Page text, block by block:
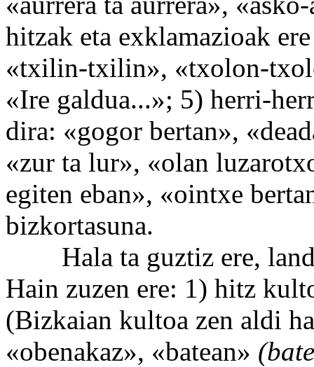
hitzak eta exklamazioak
«txilin-txilin», «txolon-
«Ire galdua...»; 5) herri-
dira: «gogor bertan»,
«zur ta lur», «olan
egiten eban», «ointxe
bizkortasuna.
Hala ta guztiz ere,
Hain zuzen ere: 1) hitz
(Bizkaian kultoa zen aldi
«obenakaz», «batean»